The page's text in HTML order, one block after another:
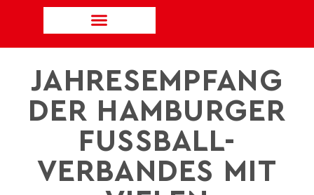
JAHRESEMPFANG
DER HAMBURGER
FUSSBALL-V
ERBANDES MIT V